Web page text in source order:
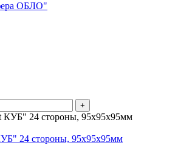
ОБЛО"
+
24 стороны, 95х95х95мм